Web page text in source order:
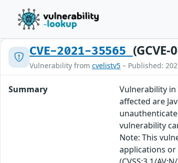
CVE-2021-35565
Vulnerability from cvelistv5 – Published:
Summary
Vulnerability in
affected are
vulnerability
Note: This
applications or